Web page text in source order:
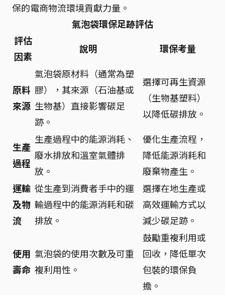
保的電商物流環境貢獻力量。
氣泡袋環保足跡評估
評估
因素
說明 環保考量
原料
來源
氣泡袋原材料（通常為塑
膠），其來源（石油基或
生物基）直接影響碳足
跡。
選擇可再生資源
（生物基塑料）
以降低碳排放。
生產
過程
生產過程中的能源消耗、
廢水排放和溫室氣體排
放。
優化生產流程，
降低能源消耗和
廢棄物產生。
運輸
及物
流
從生產到消費者手中的運
輸過程中的能源消耗和碳
排放。
選擇在地生產或
高效運輸方式以
減少碳足跡。
使用
壽命
氣泡袋的使用次數及可重
複利用性。
鼓勵重複利用或
回收，降低單次
包裝的環保負
擔。